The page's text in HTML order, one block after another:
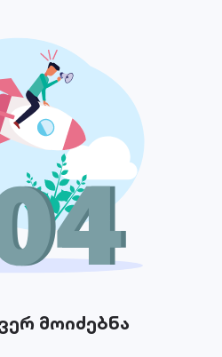
მოიძებნა